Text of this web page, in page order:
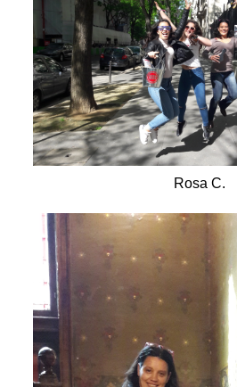
Rosa C.